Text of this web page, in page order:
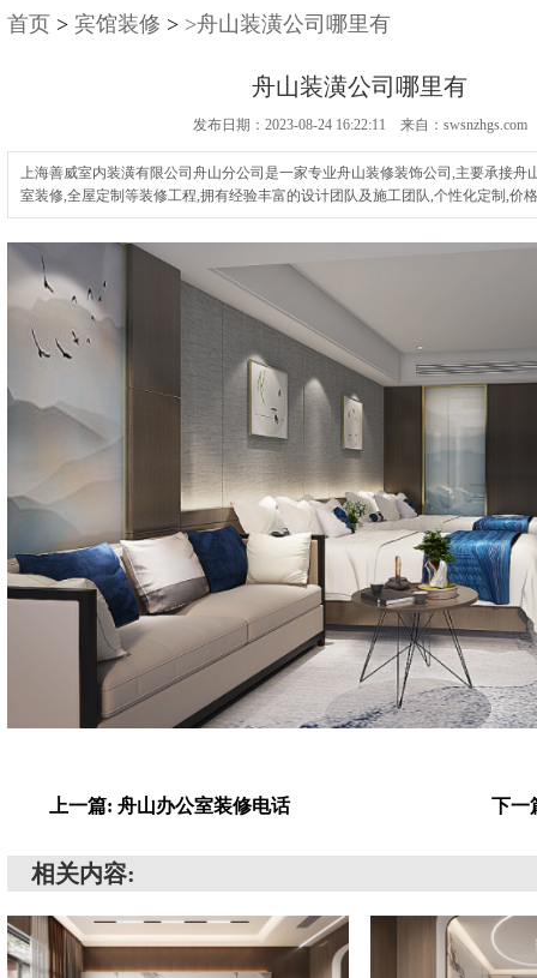
首页 > 宾馆装修 > >舟山装潢公司哪里有
舟山装潢公司哪里有
发布日期：2023-08-24 16:22:11 来自：swsnzhgs.com
上海善威室内装潢有限公司舟山分公司是一家专业舟山装修装饰公司,主要承接舟
室装修,全屋定制等装修工程,拥有经验丰富的设计团队及施工团队,个性化定制,价
上一篇: 舟山办公室装修电话 下一
相关内容: